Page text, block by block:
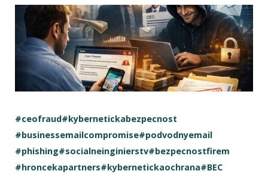
#ceofraud#kybernetickabezpecnost
#businessemailcompromise#podvodnyemail
#phishing#socialneinginierstv#bezpecnostfirem
#hroncekapartners#kybernetickaochrana#BEC